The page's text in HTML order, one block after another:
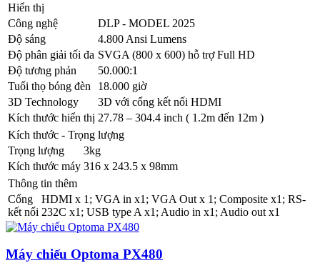
Hiển thị
Công nghệ
DLP - MODEL 2025
Độ sáng
4.800 Ansi Lumens
Độ phân giải tối đa SVGA (800 x 600) hỗ trợ Full HD
Độ tương phản
50.000:1
Tuổi thọ bóng đèn
18.000 giờ
3D Technology
3D với cổng kết nối HDMI
Kích thước hiển thị 27.78 – 304.4 inch ( 1.2m đến 12m )
Kích thước - Trọng lượng
Trọng lượng
3kg
Kích thước máy 316 x 243.5 x 98mm
Thông tin thêm
Cổng
kết nối
HDMI x 1; VGA in x1; VGA Out x 1; Composite x1; RS-
232C x1; USB type A x1; Audio in x1; Audio out x1
Máy chiếu Optoma PX480